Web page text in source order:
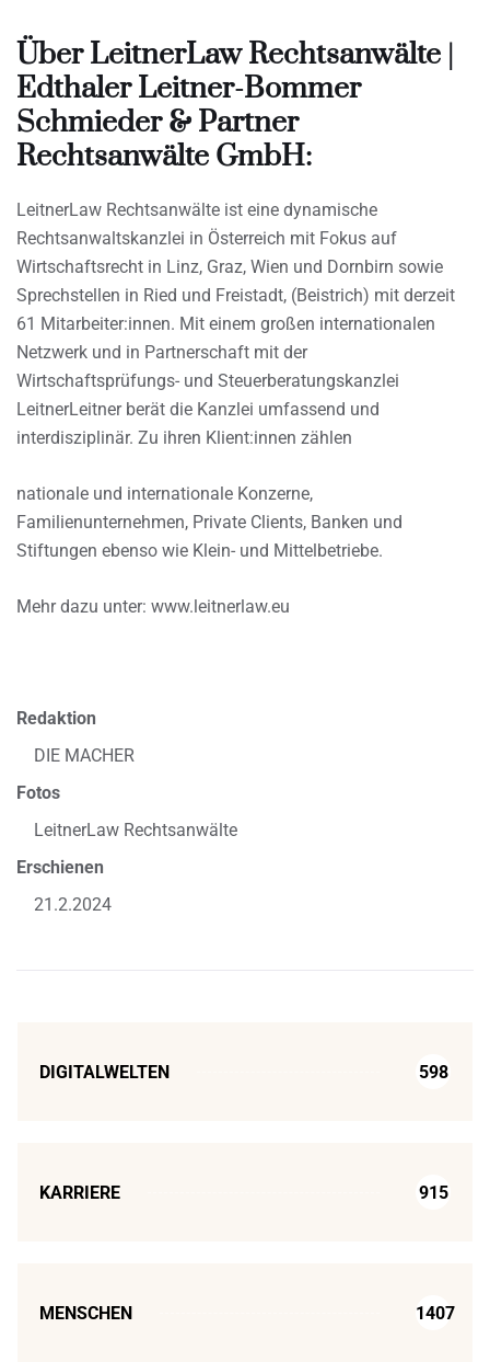
Über LeitnerLaw Rechtsanwälte |
Edthaler Leitner-Bommer
Schmieder & Partner
Rechtsanwälte GmbH:
LeitnerLaw Rechtsanwälte ist eine dynamische
Rechtsanwaltskanzlei in Österreich mit Fokus auf
Wirtschaftsrecht in Linz, Graz, Wien und Dornbirn sowie
Sprechstellen in Ried und Freistadt, (Beistrich) mit derzeit
61 Mitarbeiter:innen. Mit einem großen internationalen
Netzwerk und in Partnerschaft mit der
Wirtschaftsprüfungs- und Steuerberatungskanzlei
LeitnerLeitner berät die Kanzlei umfassend und
interdisziplinär. Zu ihren Klient:innen zählen
nationale und internationale Konzerne,
Familienunternehmen, Private Clients, Banken und
Stiftungen ebenso wie Klein- und Mittelbetriebe.
Mehr dazu unter: www.leitnerlaw.eu
Redaktion
DIE MACHER
Fotos
LeitnerLaw Rechtsanwälte
Erschienen
21.2.2024
DIGITALWELTEN 598
KARRIERE 915
MENSCHEN 1407